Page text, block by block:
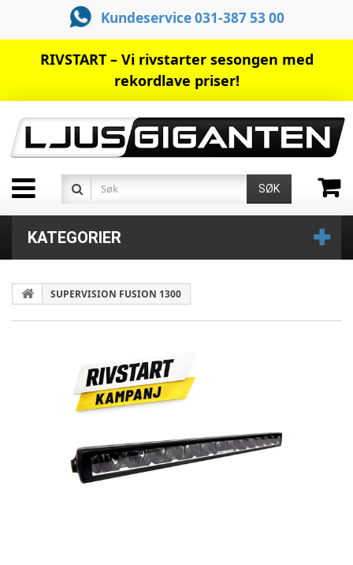
Kundeservice 031-387 53 00
RIVSTART – Vi rivstarter sesongen med
rekordlave priser!
SØK
KATEGORIER
SUPERVISION FUSION 1300